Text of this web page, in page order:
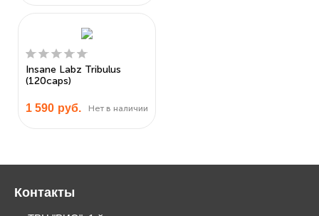
Insane Labz Tribulus
(120caps)
1 590 руб. Нет в наличии
Контакты